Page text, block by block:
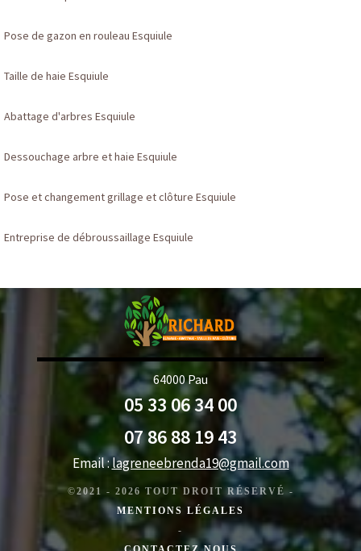
Pose de gazon en rouleau Esquiule
Taille de haie Esquiule
Abattage d'arbres Esquiule
Dessouchage arbre et haie Esquiule
Pose et changement grillage et clôture Esquiule
Entreprise de débroussaillage Esquiule
64000 Pau
05 33 06 34 00
07 86 88 19 43
Email :lagreneebrenda19@gmail.com
©2021 - 2026 TOUT DROIT RÉSERVÉ -
MENTIONS LÉGALES
-